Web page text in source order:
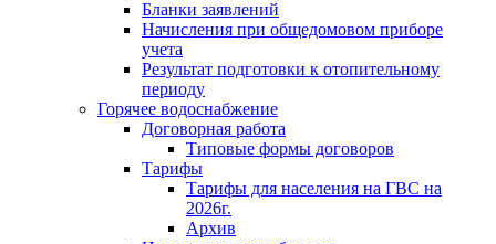
Бланки заявлений
Начисления при общедомовом приборе
учета
Результат подготовки к отопительному
периоду
Горячее водоснабжение
Договорная работа
Типовые формы договоров
Тарифы
Тарифы для населения на ГВС на
2026г.
Архив